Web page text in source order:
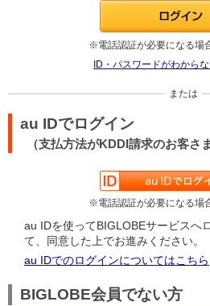
※電話認証が必要になる場
ID・パスワードがわから
または
au IDでログイン
（支払方法がKDDI請求のお客さま
※電話認証が必要になる場
au IDを使ってBIGLOBEサービスへ
て、同意した上でお進みください。
au IDでのログインについてはこちら
BIGLOBE会員でない方